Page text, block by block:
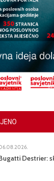
Destrier: